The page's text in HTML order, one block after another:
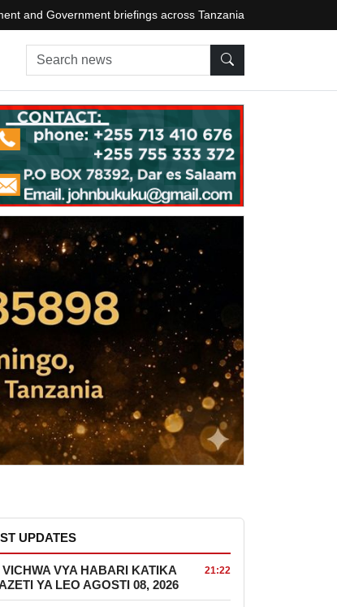
and Government briefings across Tanzania
Search news
UPDATES
VICHWA VYA HABARI KATIKA
YA LEO AGOSTI 08, 2026
21:22